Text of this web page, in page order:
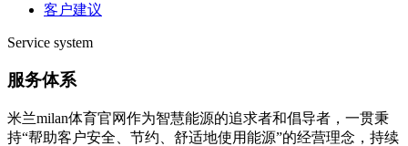
客户建议
Service system
服务体系
米兰milan体育官网作为智慧能源的追求者和倡导者，一贯秉
持“帮助客户安全、节约、舒适地使用能源”的经营理念，持续